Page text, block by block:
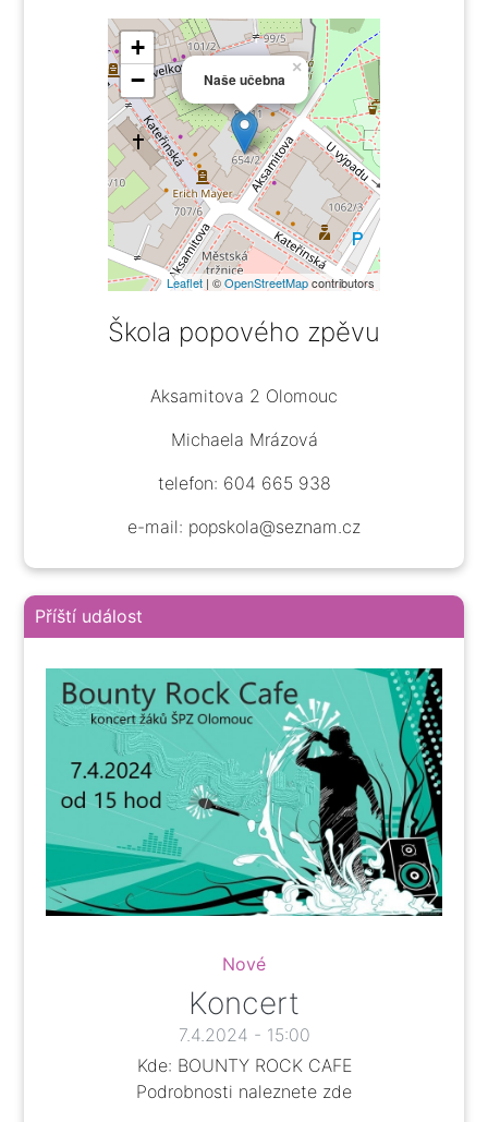
Naše učebna
×
+
−
Leaflet | ©OpenStreetMapcontributors
Škola popového zpěvu
Aksamitova 2 Olomouc
Michaela Mrázová
telefon: 604 665 938
e-mail: popskola@seznam.cz
Příští událost
Nové
Koncert
7.4.2024 - 15:00
Kde: BOUNTY ROCK CAFE
Podrobnosti naleznete zde